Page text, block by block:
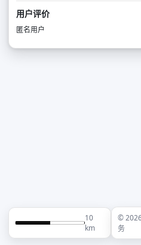
用户评价
匿名用户
10
km
©
务